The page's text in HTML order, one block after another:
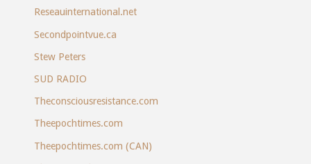
Reseauinternational.net
Secondpointvue.ca
Stew Peters
SUD RADIO
Theconsciousresistance.com
Theepochtimes.com
Theepochtimes.com (CAN)